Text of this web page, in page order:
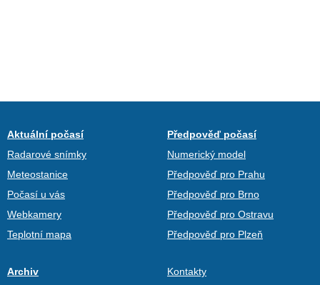
Aktuální počasí
Radarové snímky
Meteostanice
Počasí u vás
Webkamery
Teplotní mapa
Předpověď počasí
Numerický model
Předpověď pro Prahu
Předpověď pro Brno
Předpověď pro Ostravu
Předpověď pro Plzeň
Archiv
Kontakty